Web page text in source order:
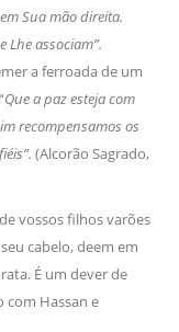
Sua mão direita.
Lhe associam”.
a ferroada de um
Que a paz esteja com
recompensamos os
(Alcorão Sagrado,
vossos filhos varões
cabelo, deem em
É um dever de
com Hassan e